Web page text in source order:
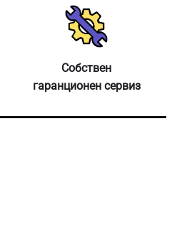
Собствен
гаранционен сервиз